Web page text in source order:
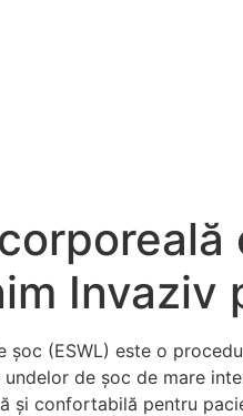
Invaziv
(ESWL) este o
de șoc de mare
și confortabilă pentru